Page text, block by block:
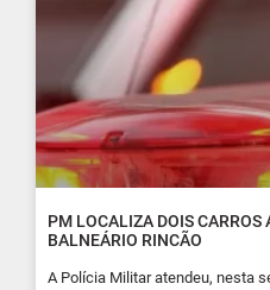
PM LOCALIZA DOIS CARROS
BALNEÁRIO RINCÃO
A Polícia Militar atendeu, nesta